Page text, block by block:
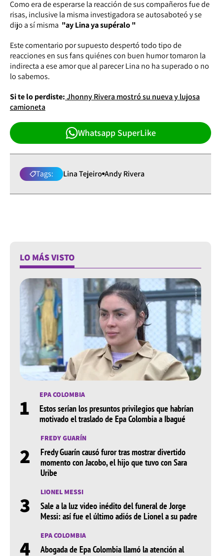
Como era de esperarse la reacción de sus compañeros fue de
risas, inclusive la misma investigadora se autosaboteó y se
dijo a sí misma "ay Lina ya supéralo "
Este comentario por supuesto despertó todo tipo de
reacciones en sus fans quiénes con buen humor tomaron la
indirecta a ese amor que al parecer Lina no ha superado o no
lo sabemos.
Si te lo perdiste:Jhonny Rivera mostró su nueva y lujosa
camioneta
Whatsapp SuperLike
Tags: Lina Tejeiro Andy Rivera
LO MÁS VISTO
1 EPA COLOMBIA
Estos serían los presuntos privilegios que habrían
motivado el traslado de Epa Colombia a Ibagué
2
FREDY GUARÍN
Fredy Guarín causó furor tras mostrar divertido
momento con Jacobo, el hijo que tuvo con Sara
Uribe
3 LIONEL MESSI
Sale a la luz video inédito del funeral de Jorge
Messi: así fue el último adiós de Lionel a su padre
4 EPA COLOMBIA
Abogada de Epa Colombia llamó la atención al